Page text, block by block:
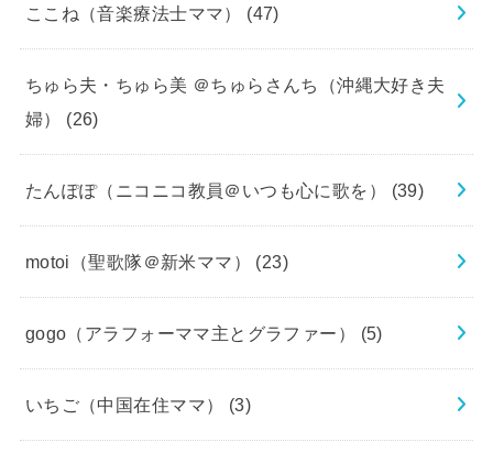
ここね（音楽療法士ママ） (47)
ちゅら夫・ちゅら美 ＠ちゅらさんち（沖縄大好き夫
婦） (26)
たんぽぽ（ニコニコ教員＠いつも心に歌を） (39)
motoi（聖歌隊＠新米ママ） (23)
gogo（アラフォーママ主とグラファー） (5)
いちご（中国在住ママ） (3)